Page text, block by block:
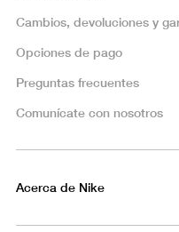
Cambios, devoluciones y
Opciones de pago
Preguntas frecuentes
Comunícate con nosotros
Acerca de Nike